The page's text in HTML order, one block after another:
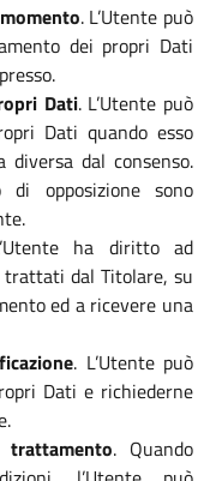
. L’Utente può
dei propri Dati
Dati. L’Utente può
Dati quando esso
dal consenso.
opposizione sono
ha diritto ad
dal Titolare, su
ed a ricevere una
. L’Utente può
Dati e richiederne
. Quando